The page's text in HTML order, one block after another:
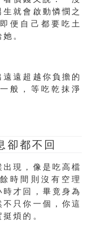
就會啟動憐憫之
便自己都要吃土
。
遠超越你負擔的
般，等吃乾抹淨
卻都不回
現，像是吃高檔
時間則沒有空理
才回，畢竟身為
不只你一個，你這
煩的。